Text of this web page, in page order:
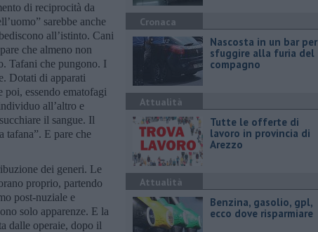
di reciprocità da
sarebbe anche
all’istinto. Cani
che almeno non
Tafani che pungono. I
Dotati di apparati
essendo ematofagi
all’altro e
il sangue. Il
tafana”. E pare che
dei generi. Le
proprio, partendo
post-nuziale e
solo apparenze. E la
dalle operaie, dopo il
Cronaca
Nascosta in un bar per
sfuggire alla furia del
compagno
Attualità
​Tutte le offerte di
lavoro in provincia di
Arezzo
Attualità
​Benzina, gasolio, gpl,
ecco dove risparmiare